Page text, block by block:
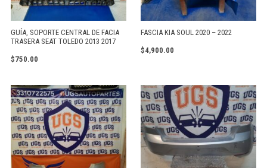
GUÍA, SOPORTE CENTRAL DE FACIA
TRASERA SEAT TOLEDO 2013 2017
$750.00
FASCIA KIA SOUL 2020 – 2022
$4,900.00